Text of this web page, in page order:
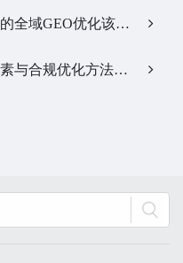
当用户只问AI不搜网页，品牌的全域GEO优化该交给谁？…
与合规优化方法…